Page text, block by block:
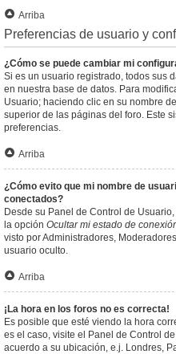
Arriba
Preferencias de usuario y
¿Cómo se puede cambiar mi
Si es un usuario registrado, todos sus
en nuestra base de datos. Para
Usuario; haciendo clic en su nombre
superior de las páginas del foro. Este
preferencias.
Arriba
¿Cómo evito que mi nombre de
conectados?
Desde su Panel de Control de
la opción Ocultar mi estado de
visto por Administradores,
usuario oculto.
Arriba
¡La hora en los foros no es correcta!
Es posible que esté viendo la hora
es el caso, visite el Panel de Control
acuerdo a su ubicación, e.j. Londres,